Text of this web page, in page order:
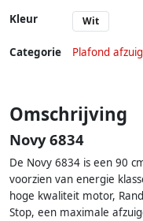
Kleur Wit
Categorie Plafond
Omschrijving
Novy 6834
De Novy 6834 is een 90
voorzien van energie
hoge kwaliteit motor,
Stop, een maximale